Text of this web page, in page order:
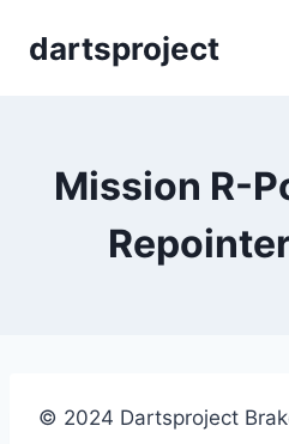
dartsproject
Mission R-
© 2024 Dartsproject